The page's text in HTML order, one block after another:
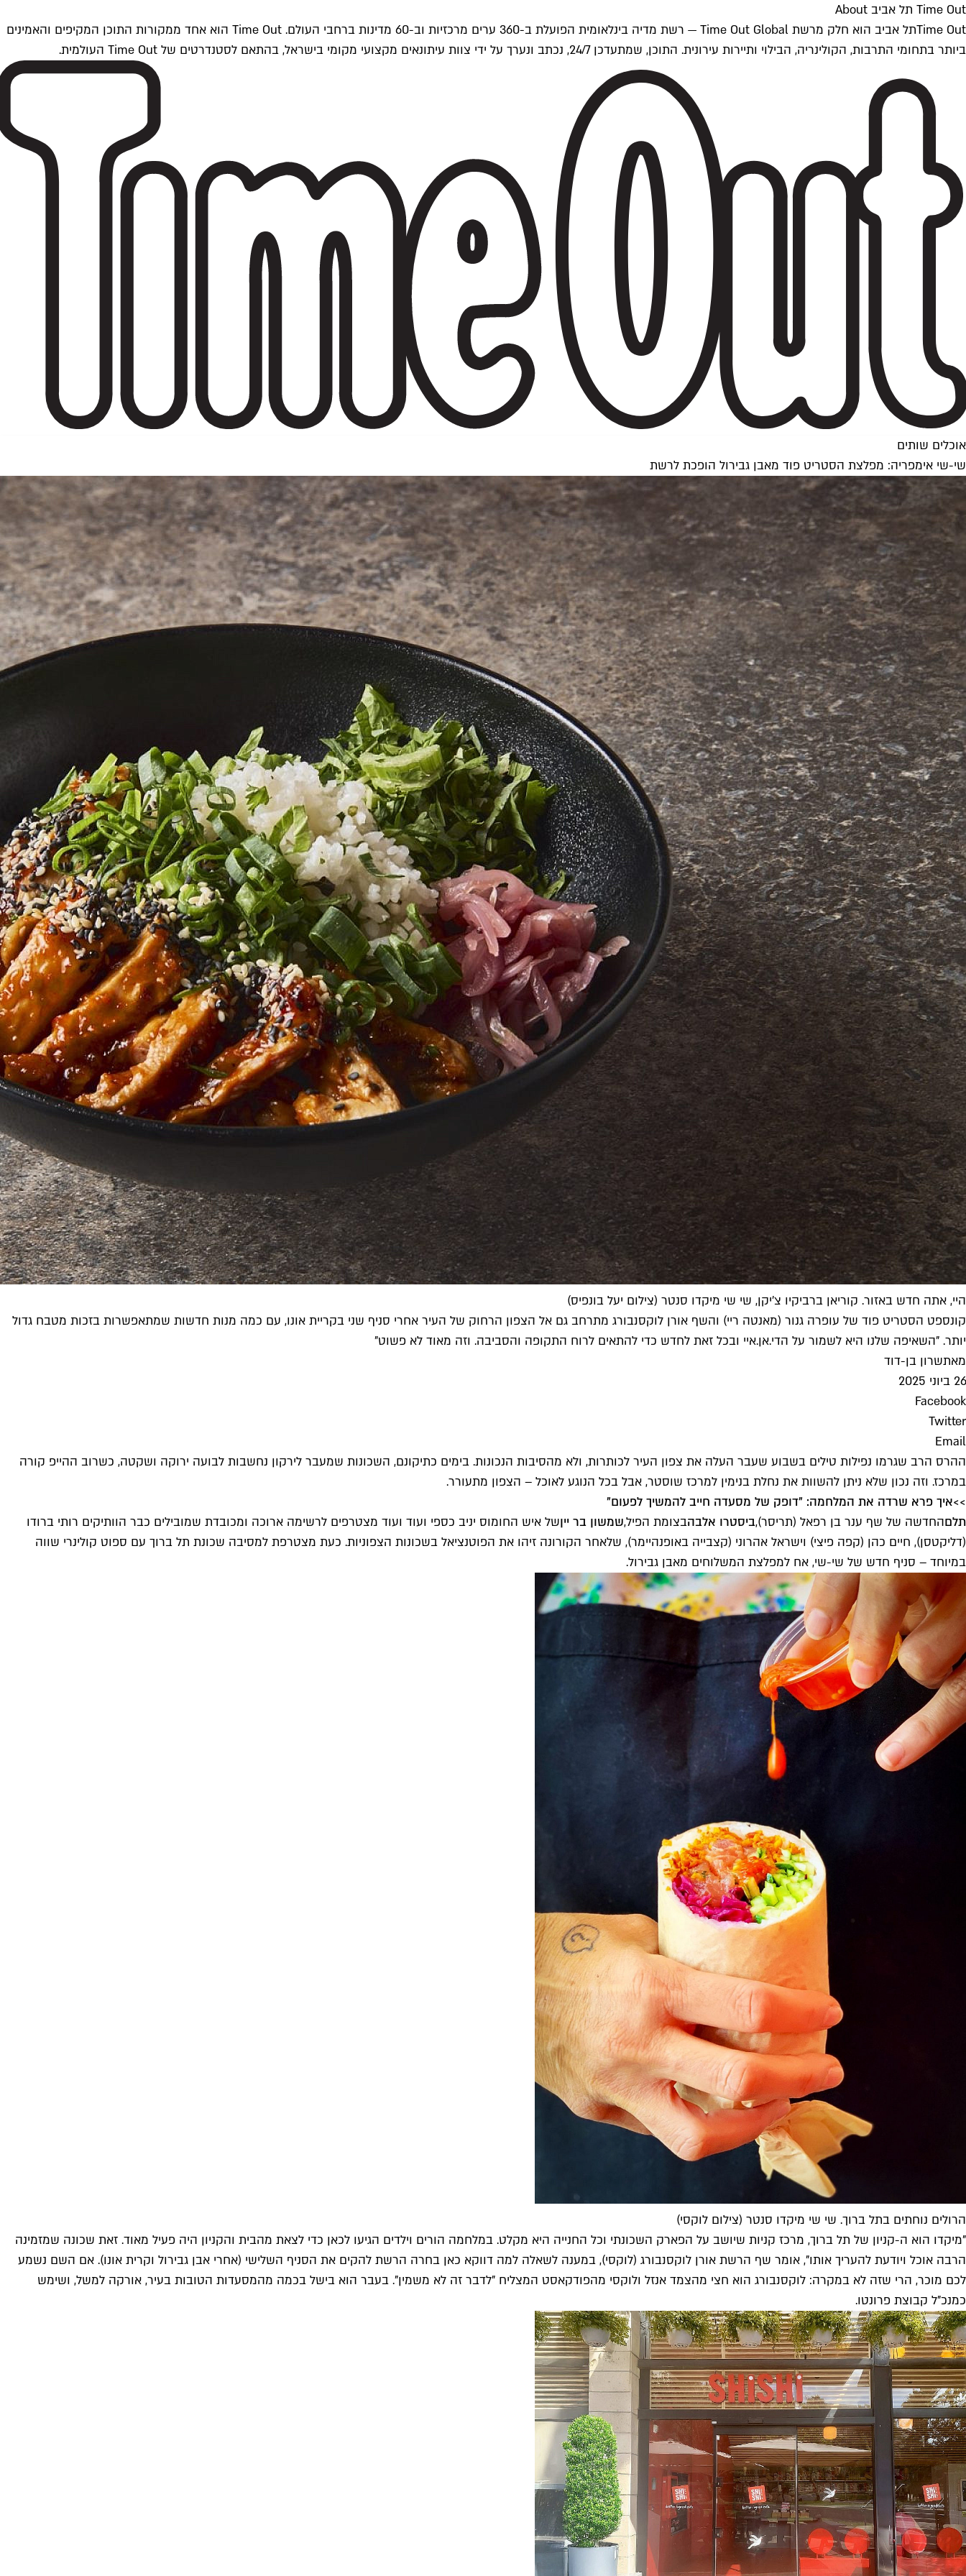
Time Out תל אביב About
Time Outתל אביב הוא חלק מרשת Time Out Global — רשת מדיה בינלאומית הפועלת ב-360 ערים מרכזיות וב-60 מדינות ברחבי העולם. Time Out הוא אחד ממקורות התוכן המקיפים והאמינים
ביותר בתחומי התרבות, הקולינריה, הבילוי ותיירות עירונית. התוכן, שמתעדכן 24/7, נכתב ונערך על ידי צוות עיתונאים מקצועי מקומי בישראל, בהתאם לסטנדרטים של Time Out העולמית.
אוכלים שותים
שי-שי אימפריה: מפלצת הסטריט פוד מאבן גבירול הופכת לרשת
היי, אתה חדש באזור. קוריאן ברביקיו צ'יקן, שי שי מיקדו סנטר (צילום יעל בונפיס)
קונספט הסטריט פוד של עופרה גנור (מאנטה ריי) והשף אורן לוקסנבורג מתרחב גם אל הצפון הרחוק של העיר אחרי סניף שני בקריית אונו, עם כמה מנות חדשות שמתאפשרות בזכות מטבח גדול
יותר. "השאיפה שלנו היא לשמור על הדי.אן.איי ובכל זאת לחדש כדי להתאים לרוח התקופה והסביבה. וזה מאוד לא פשוט"
מאתשרון בן-דוד
26 ביוני 2025
Facebook
Twitter
Email
ההרס הרב שגרמו נפילות טילים בשבוע שעבר העלה את צפון העיר לכותרות, ולא מהסיבות הנכונות. בימים כתיקונם, השכונות שמעבר לירקון נחשבות לבועה ירוקה ושקטה, כשרוב ההייפ קורה
במרכז. וזה נכון שלא ניתן להשוות את נחלת בנימין למרכז שוסטר, אבל בכל הנוגע לאוכל – הצפון מתעורר.
>>איך פרא שרדה את המלחמה: "דופק של מסעדה חייב להמשיך לפעום"
תלםהחדשה של שף ענר בן רפאל (תריסר),ביסטרו אלבהבצומת הפיל,שמשון בר ייןשל איש החומוס יניב כספי ועוד ועוד מצטרפים לרשימה ארוכה ומכובדת שמובילים כבר הוותיקים רותי ברודו
(דליקטסן), חיים כהן (קפה פיצי) וישראל אהרוני (קצבייה באופנהיימר), שלאחר הקורונה זיהו את הפוטנציאל בשכונות הצפוניות. כעת מצטרפת למסיבה שכונת תל ברוך עם ספוט קולינרי שווה
במיוחד – סניף חדש של שי-שי, אח למפלצת המשלוחים מאבן גבירול.
הרולים נוחתים בתל ברוך. שי שי מיקדו סנטר (צילום לוקסי)
"מיקדו הוא ה-קניון של תל ברוך, מרכז קניות שיושב על הפארק השכונתי וכל החנייה היא מקלט. במלחמה הורים וילדים הגיעו לכאן כדי לצאת מהבית והקניון היה פעיל מאוד. זאת שכונה שמזמינה
הרבה אוכל ויודעת להעריך אותו", אומר שף הרשת אורן לוקסנבורג (לוקסי), במענה לשאלה למה דווקא כאן בחרה הרשת להקים את הסניף השלישי (אחרי אבן גבירול וקרית אונו). אם השם נשמע
לכם מוכר, הרי שזה לא במקרה: לוקסנבורג הוא חצי מהצמד אנזל ולוקסי מהפודקאסט המצליח "לדבר זה לא משמין". בעבר הוא בישל בכמה מהמסעדות הטובות בעיר, אורקה למשל, ושימש
כמנכ"ל קבוצת פרונטו.